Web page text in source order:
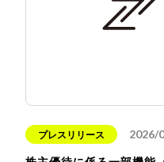
プレスリリース 2026/